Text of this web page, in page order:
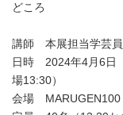
どころ
講師 本展担当学芸員
日時 2024年4月6日
場13:30）
会場 MARUGEN100